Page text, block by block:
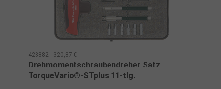
428882 - 320,87 €
Drehmomentschraubendreher Satz
TorqueVario®-STplus 11-tlg.